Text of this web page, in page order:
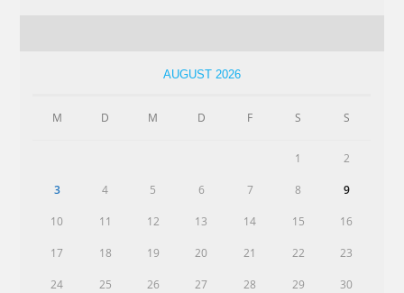
AUGUST 2026
M D M D F S S
1 2
3 4 5 6 7 8 9
10 11 12 13 14 15 16
17 18 19 20 21 22 23
24 25 26 27 28 29 30